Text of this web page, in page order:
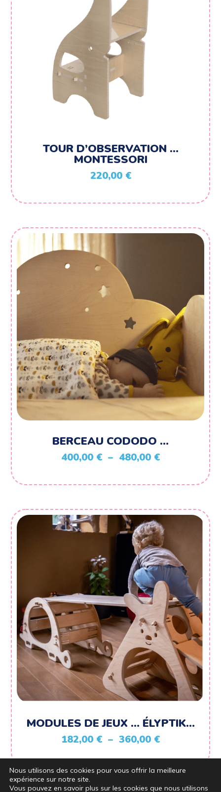
TOUR D’OBSERVATION …
MONTESSORI
220,00 €
BERCEAU CODODO …
400,00 € – 480,00 €Plage
prix :
à
480,00 €
MODULES DE JEUX … ÉLYPTIK…
182,00 € – 360,00 €Plage
prix :
182,00 €
Nous utilisons des cookies pour vous offrir la meilleure
expérience sur notre site.
Vous pouvez en savoir plus sur les cookies que nous utilisons